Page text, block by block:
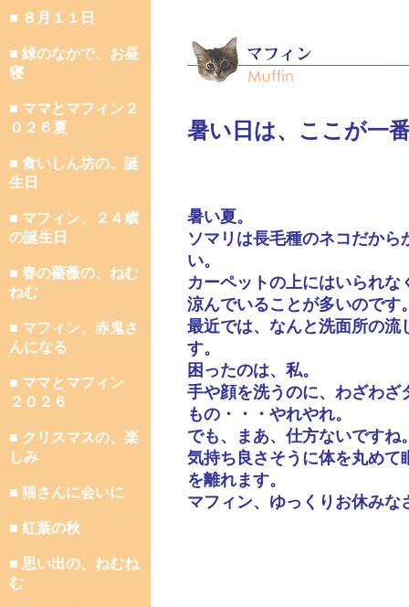
■ ８月１１日
■ 緑のなかで、お昼
寝
■ ママとマフィン２
０２６夏
■ 食いしん坊の、誕
生日
■ マフィン、２４歳
の誕生日
■ 春の薔薇の、ねむ
ねむ
■ マフィン、赤鬼さ
んになる
■ ママとマフィン
２０２６
■ クリスマスの、楽
しみ
■ 猫さんに会いに
■ 紅葉の秋
■ 思い出の、ねむね
む
暑い日は、ここが一
暑い夏。
ソマリは長毛種のネコだか
い。
カーペットの上にはいられ
涼んでいることが多いのです
最近では、なんと洗面所の流
す。
困ったのは、私。
手や顔を洗うのに、わざわざ
もの・・・やれやれ。
でも、まあ、仕方ないですね
気持ち良さそうに体を丸めて
を離れます。
マフィン、ゆっくりお休みな